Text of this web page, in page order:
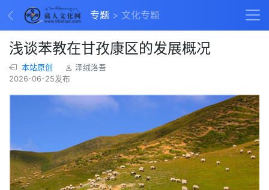
专题 文化专题
浅谈苯教在甘孜康区的发展概况
本站原创
泽绒洛吾
2026-06-25发布